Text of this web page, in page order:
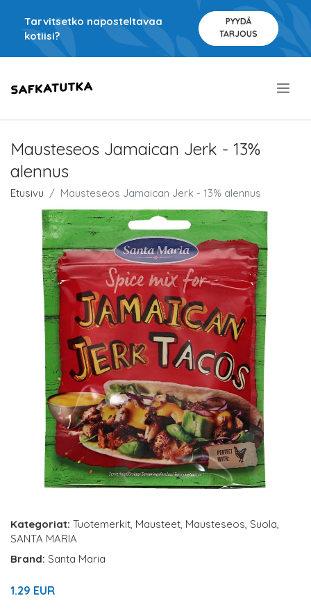
Tarvitsetko naposteltavaa
kotiisi?
PYYDÄ
TARJOUS
Mausteseos Jamaican Jerk - 13%
alennus
Etusivu Mausteseos Jamaican Jerk - 13% alennus
Kategoriat: Tuotemerkit, Mausteet, Mausteseos, Suola,
SANTA MARIA
Brand: Santa Maria
1.29 EUR